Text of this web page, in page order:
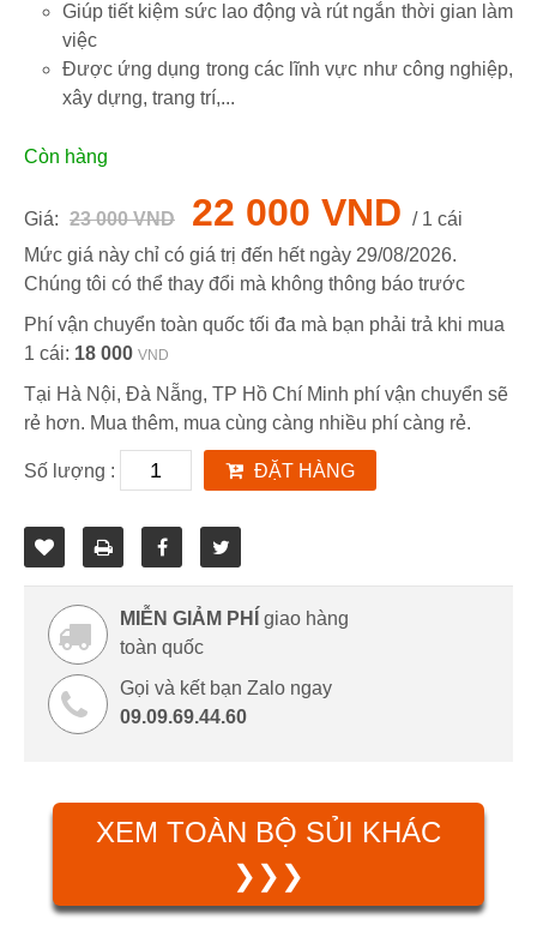
Giúp tiết kiệm sức lao động và rút ngắn thời gian làm
việc
Được ứng dụng trong các lĩnh vực như công nghiệp,
xây dựng, trang trí,...
Còn hàng
Giá: 23 000 VND 22 000 VND / 1 cái
Mức giá này chỉ có giá trị đến hết ngày 29/08/2026.
Chúng tôi có thể thay đổi mà không thông báo trước
Phí vận chuyển toàn quốc tối đa mà bạn phải trả khi mua
1 cái: 18 000 VND
Tại Hà Nội, Đà Nẵng, TP Hồ Chí Minh phí vận chuyển sẽ
rẻ hơn. Mua thêm, mua cùng càng nhiều phí càng rẻ.
Số lượng : ĐẶT HÀNG
MIỄN GIẢM PHÍ
giao hàng
toàn quốc
Gọi và kết bạn Zalo ngay
09.09.69.44.60
XEM TOÀN BỘ SỦI KHÁC
❯❯❯